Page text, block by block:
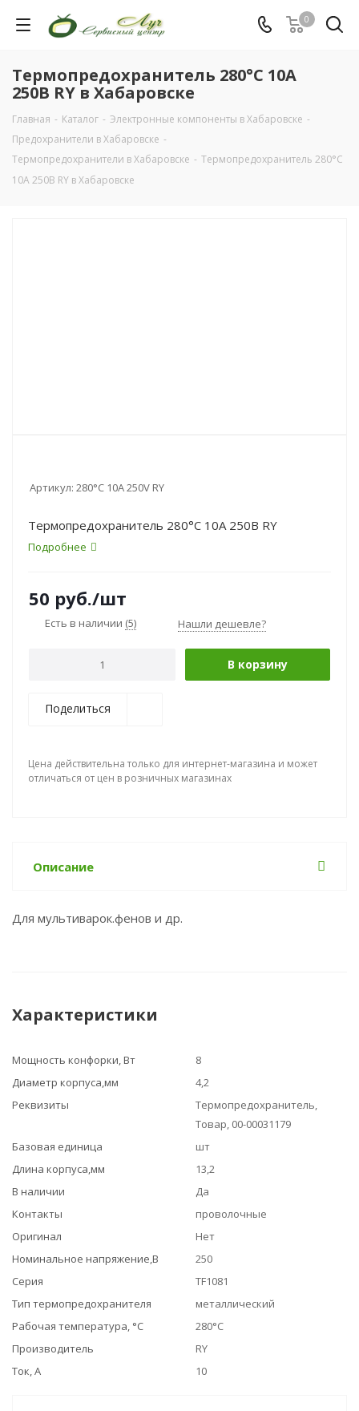
0
Термопредохранитель 280°C 10А
250В RY в Хабаровске
Главная - Каталог - Электронные компоненты в Хабаровске -
Предохранители в Хабаровске -
Термопредохранители в Хабаровске - Термопредохранитель 280°C
10А 250В RY в Хабаровске
Артикул: 280°C 10A 250V RY
Термопредохранитель 280°C 10А 250В RY
Подробнее
50 руб./шт
Есть в наличии (5) Нашли дешевле?
В корзину
Поделиться
Цена действительна только для интернет-магазина и может
отличаться от цен в розничных магазинах
Описание
Для мультиварок.фенов и др.
Характеристики
Мощность конфорки, Вт
8
Диаметр корпуса,мм
4,2
Реквизиты
Термопредохранитель,
Товар, 00-00031179
Базовая единица
шт
Длина корпуса,мм
13,2
В наличии
Да
Контакты
проволочные
Оригинал
Нет
Номинальное напряжение,В
250
Серия
TF1081
Тип термопредохранителя
металлический
Рабочая температура, °C
280°C
Производитель
RY
Ток, А
10